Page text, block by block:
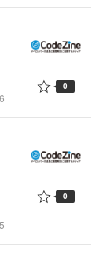
0
0